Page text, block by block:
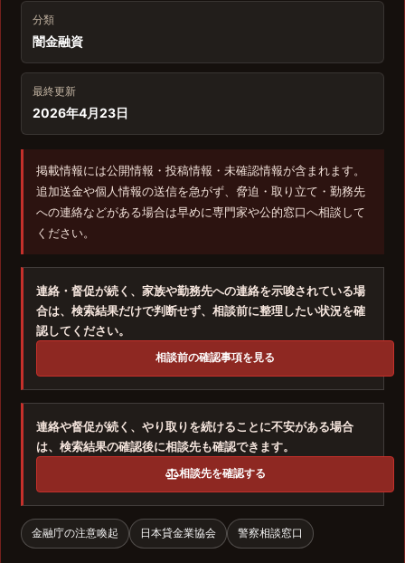
分類
闇金融資
最終更新
2026年4月23日
掲載情報には公開情報・投稿情報・未確認情報が含まれます。
追加送金や個人情報の送信を急がず、脅迫・取り立て・勤務先
への連絡などがある場合は早めに専門家や公的窓口へ相談して
ください。
連絡・督促が続く、家族や勤務先への連絡を示唆されている場
合は、検索結果だけで判断せず、相談前に整理したい状況を確
認してください。
相談前の確認事項を見る
連絡や督促が続く、やり取りを続けることに不安がある場合
は、検索結果の確認後に相談先も確認できます。
相談先を確認する
金融庁の注意喚起 日本貸金業協会 警察相談窓口